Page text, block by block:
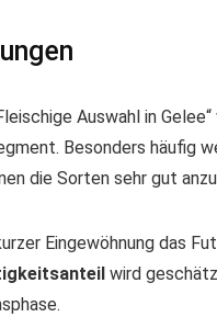
Auswahl in Gelee“
Besonders häufig
die Sorten sehr gut
Eingewöhnung das
wird